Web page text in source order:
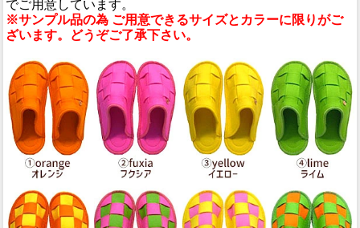
でご用意しています。
※サンプル品の為 ご用意できるサイズとカラーに限りがご
ざいます。どうぞご了承下さい。